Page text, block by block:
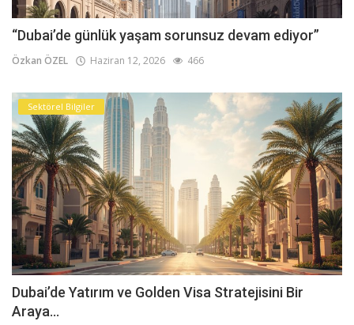
“Dubai’de günlük yaşam sorunsuz devam ediyor”
Özkan ÖZEL Haziran 12, 2026 466
Sektörel Bilgiler
Dubai’de Yatırım ve Golden Visa Stratejisini Bir
Araya...